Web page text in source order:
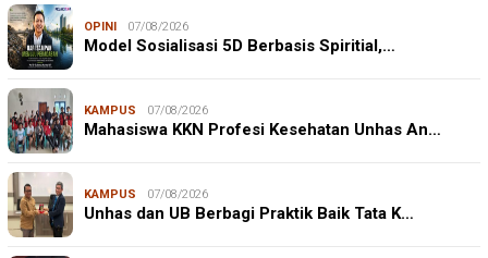
OPINI 07/08/2026
Model Sosialisasi 5D Berbasis Spiritial,…
KAMPUS 07/08/2026
Mahasiswa KKN Profesi Kesehatan Unhas An…
KAMPUS 07/08/2026
Unhas dan UB Berbagi Praktik Baik Tata K…